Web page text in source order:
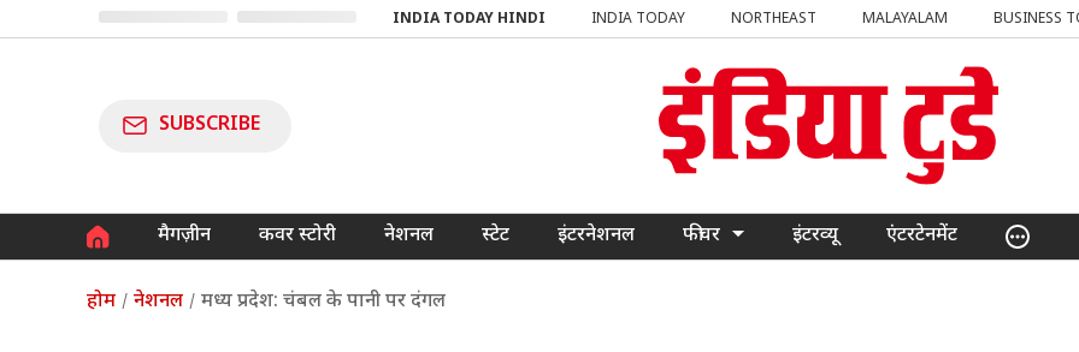
INDIA TODAY HINDI INDIA TODAY NORTHEAST MALAYALAM BUSINESS
SUBSCRIBE
मैगज़ीन कवर स्टोरी नेशनल स्टेट इंटरनेशनल फीचर इंटरव्यू एंटरटेनमेंट
होम नेशनल मध्य प्रदेश: चंबल के पानी पर दंगल